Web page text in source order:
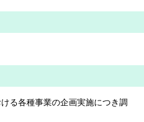
る各種事業の企画実施につき調